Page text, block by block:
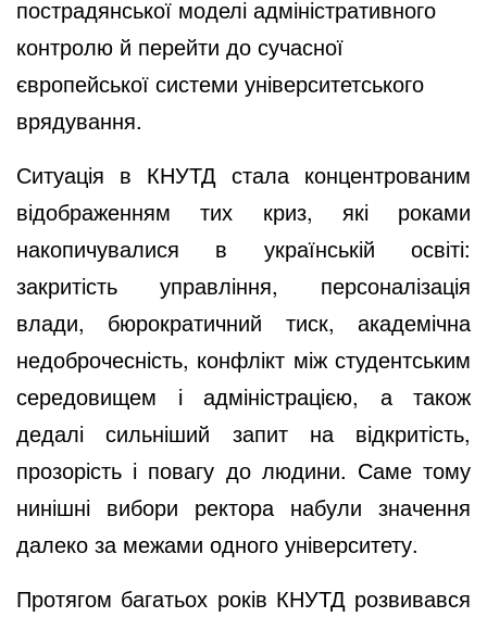
пострадянської моделі адміністративного
контролю й перейти до сучасної
європейської системи університетського
врядування.
Ситуація в КНУТД стала концентрованим
відображенням тих криз, які роками
накопичувалися в українській освіті:
закритість управління, персоналізація
влади, бюрократичний тиск, академічна
недоброчесність, конфлікт між студентським
середовищем і адміністрацією, а також
дедалі сильніший запит на відкритість,
прозорість і повагу до людини. Саме тому
нинішні вибори ректора набули значення
далеко за межами одного університету.
Протягом багатьох років КНУТД розвивався